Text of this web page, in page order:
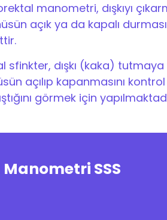
manometri, dışkıyı
açık ya da kapalı
sfinkter, dışkı (kaka)
açılıp kapanmasını
görmek için
SSS